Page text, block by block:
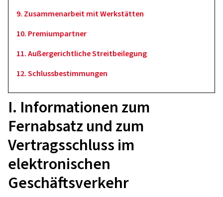
9. Zusammenarbeit mit Werkstätten
10. Premiumpartner
11. Außergerichtliche Streitbeilegung
12. Schlussbestimmungen
I. Informationen zum
Fernabsatz und zum
Vertragsschluss im
elektronischen
Geschäftsverkehr